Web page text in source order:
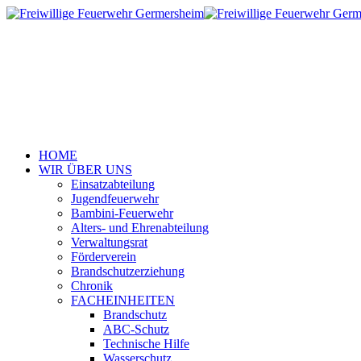
HOME
WIR ÜBER UNS
Einsatzabteilung
Jugendfeuerwehr
Bambini-Feuerwehr
Alters- und Ehrenabteilung
Verwaltungsrat
Förderverein
Brandschutzerziehung
Chronik
FACHEINHEITEN
Brandschutz
ABC-Schutz
Technische Hilfe
Wasserschutz